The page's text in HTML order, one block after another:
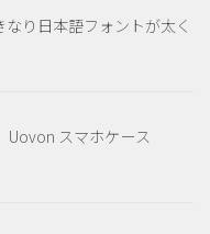
り日本語フォントが太く
Uovon スマホケース